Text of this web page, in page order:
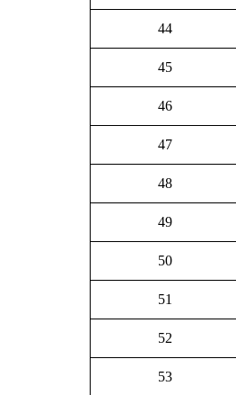
44
45
46
47
48
49
50
51
52
53